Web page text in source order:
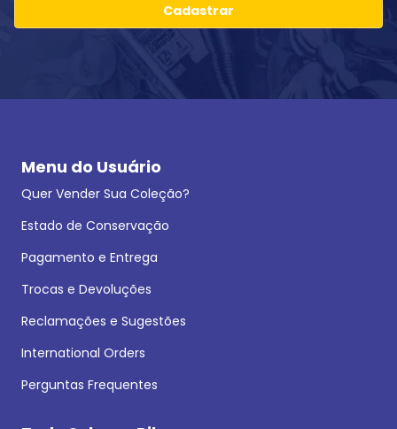
Cadastrar
Menu do Usuário
Quer Vender Sua Coleção?
Estado de Conservação
Pagamento e Entrega
Trocas e Devoluções
Reclamações e Sugestões
International Orders
Perguntas Frequentes